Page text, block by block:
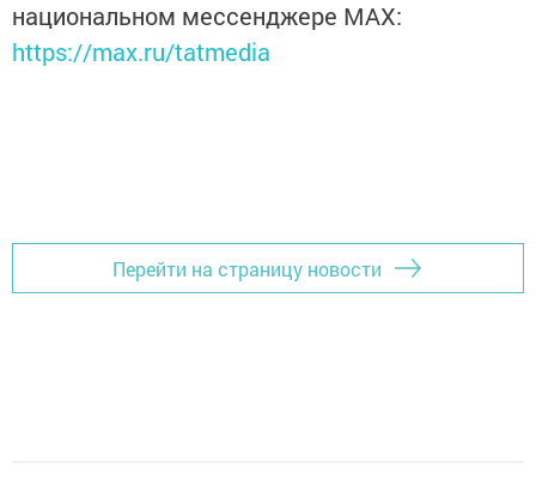
национальном мессенджере MАХ:
https://max.ru/tatmedia
Перейти на страницу новости